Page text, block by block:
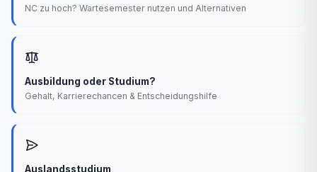
NC zu hoch? Wartesemester nutzen und Alternativen
Ausbildung oder Studium?
Gehalt, Karrierechancen & Entscheidungshilfe
Auslandsstudium